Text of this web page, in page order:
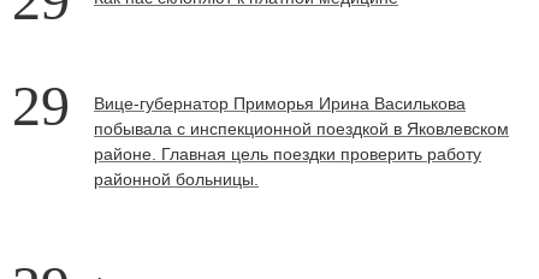
29
Вице-губернатор Приморья Ирина Василькова
побывала с инспекционной поездкой в Яковлевском
районе. Главная цель поездки проверить работу
районной больницы.